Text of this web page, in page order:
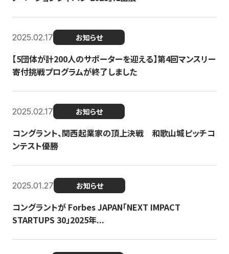
2025.02.17 お知らせ
【5団体が計200人のサポーターを迎える】​​第4回マンスリー
寄付挑戦プログラムが終了しました
2025.02.17 お知らせ
コングラント、関西起業家の頂上決戦 和歌山城ピッチコ
ンテスト優勝
2025.01.27 お知らせ
コングラントが Forbes JAPAN「NEXT IMPACT
STARTUPS 30」2025年...